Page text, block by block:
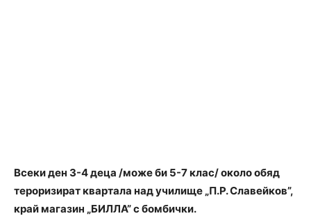
Всеки ден 3-4 деца /може би 5-7 клас/ около обяд
тероризират квартала над училище „П.Р. Славейков”,
край магазин „БИЛЛА” с бомбички.